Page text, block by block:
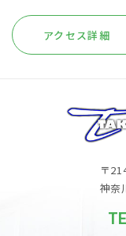
アクセス詳細
〒
神奈